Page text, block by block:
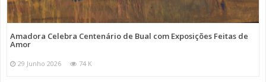
Amadora Celebra Centenário de Bual com Exposições Feitas de
Amor
29 Junho 2026 74 K